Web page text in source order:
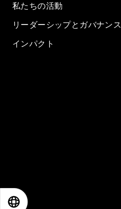
私たちの活動
リーダーシップとガバナンス
インパクト